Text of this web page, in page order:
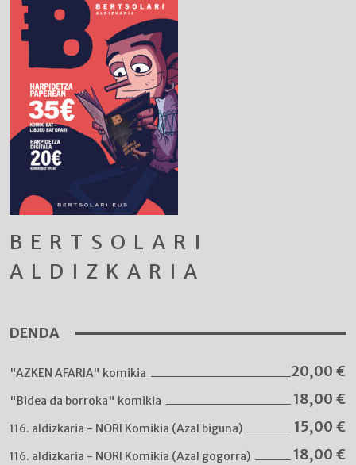
BERTSOLARI
ALDIZKARIA
DENDA
"AZKEN AFARIA" komikia 20,00 €
"Bidea da borroka" komikia 18,00 €
116. aldizkaria - NORI Komikia (Azal biguna) 15,00 €
116. aldizkaria - NORI Komikia (Azal gogorra) 18,00 €